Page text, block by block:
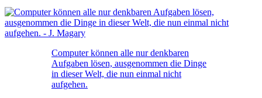
Computer können alle nur denkbaren
Aufgaben lösen, ausgenommen die Dinge
in dieser Welt, die nun einmal nicht
aufgehen.